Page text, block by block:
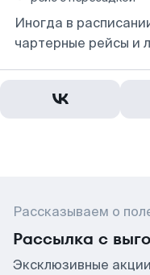
Иногда в
чартерные рейсы и
Рассказываем о
Рассылка с
Эксклюзивные